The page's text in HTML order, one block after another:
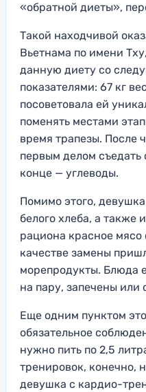
«обратной диеты»,
Такой находчивой
Вьетнама по имени
данную диету со
показателями: 67 кг
посоветовала ей
поменять местами
время трапезы. После
первым делом съедать
конце — углеводы.
Помимо этого,
белого хлеба, а также
рациона красное
качестве замены
морепродукты. Блюда
на пару, запечены или
Еще одним пунктом
обязательное
нужно пить по 2,5
тренировок, конечно,
девушка с кардио-